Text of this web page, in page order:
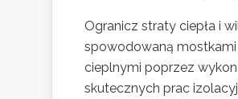
Ogranicz straty ciepła i
spowodowaną mostkami
cieplnymi poprzez
skutecznych prac